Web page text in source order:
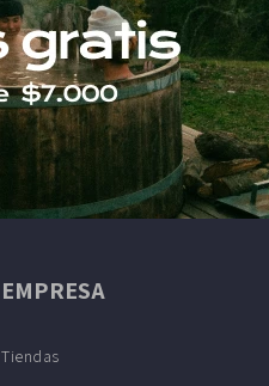
EMPRESA
Tiendas